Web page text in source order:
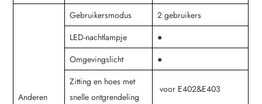
Anderen
Gebruikersmodus
2 gebruikers
LED-nachtlampje
●
Omgevingslicht
●
Zitting en hoes met
snelle ontgrendeling
voor E402&E403